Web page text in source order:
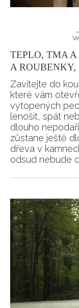
TEPLO, TMA
A
Zavítejte do
které vám
vytopených
lenošit, spát
dlouho
zůstane ještě
dřeva v
odsud nebude